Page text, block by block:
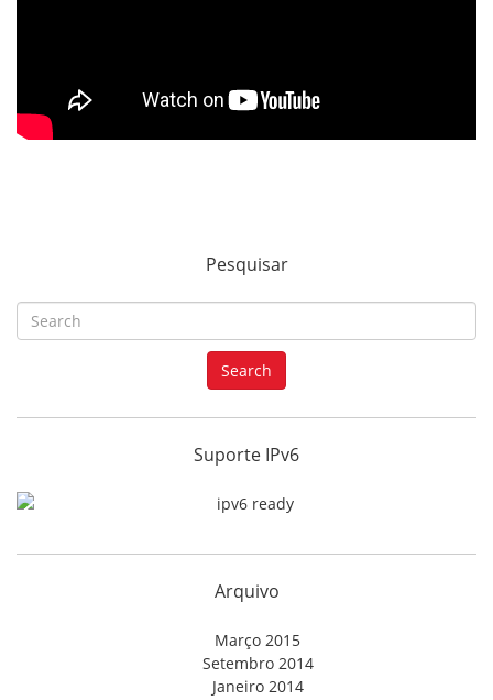
Pesquisar
e
a
r
f
r
Search
Suporte IPv6
Arquivo
Março 2015
Setembro 2014
Janeiro 2014